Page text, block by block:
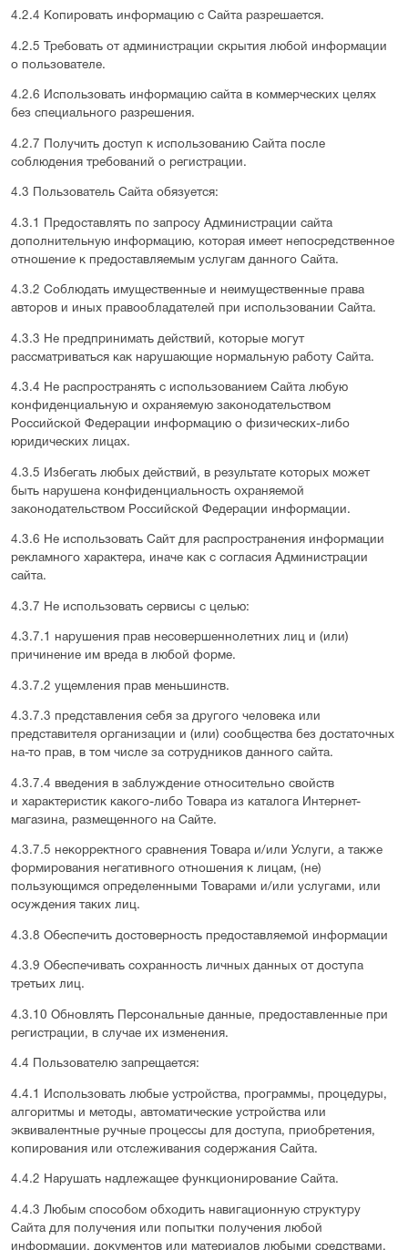
4.2.4 Копировать информацию с Сайта разрешается.
4.2.5 Требовать от администрации скрытия любой информации
о пользователе.
4.2.6 Использовать информацию сайта в коммерческих целях
без специального разрешения.
4.2.7 Получить доступ к использованию Сайта после
соблюдения требований о регистрации.
4.3 Пользователь Сайта обязуется:
4.3.1 Предоставлять по запросу Администрации сайта
дополнительную информацию, которая имеет непосредственное
отношение к предоставляемым услугам данного Сайта.
4.3.2 Соблюдать имущественные и неимущественные права
авторов и иных правообладателей при использовании Сайта.
4.3.3 Не предпринимать действий, которые могут
рассматриваться как нарушающие нормальную работу Сайта.
4.3.4 Не распространять с использованием Сайта любую
конфиденциальную и охраняемую законодательством
Российской Федерации информацию о физических-либо
юридических лицах.
4.3.5 Избегать любых действий, в результате которых может
быть нарушена конфиденциальность охраняемой
законодательством Российской Федерации информации.
4.3.6 Не использовать Сайт для распространения информации
рекламного характера, иначе как с согласия Администрации
сайта.
4.3.7 Не использовать сервисы с целью:
4.3.7.1 нарушения прав несовершеннолетних лиц и (или)
причинение им вреда в любой форме.
4.3.7.2 ущемления прав меньшинств.
4.3.7.3 представления себя за другого человека или
представителя организации и (или) сообщества без достаточных
на-то прав, в том числе за сотрудников данного сайта.
4.3.7.4 введения в заблуждение относительно свойств
и характеристик какого-либо Товара из каталога Интернет-
магазина, размещенного на Сайте.
4.3.7.5 некорректного сравнения Товара и/или Услуги, а также
формирования негативного отношения к лицам, (не)
пользующимся определенными Товарами и/или услугами, или
осуждения таких лиц.
4.3.8 Обеспечить достоверность предоставляемой информации
4.3.9 Обеспечивать сохранность личных данных от доступа
третьих лиц.
4.3.10 Обновлять Персональные данные, предоставленные при
регистрации, в случае их изменения.
4.4 Пользователю запрещается:
4.4.1 Использовать любые устройства, программы, процедуры,
алгоритмы и методы, автоматические устройства или
эквивалентные ручные процессы для доступа, приобретения,
копирования или отслеживания содержания Сайта.
4.4.2 Нарушать надлежащее функционирование Сайта.
4.4.3 Любым способом обходить навигационную структуру
Сайта для получения или попытки получения любой
информации, документов или материалов любыми средствами,